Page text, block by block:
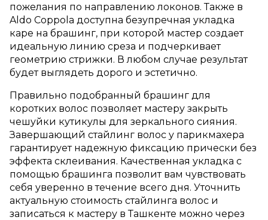
пожелания по направлению локонов. Также в
Aldo Coppola доступна безупречная укладка
каре на брашинг, при которой мастер создает
идеальную линию среза и подчеркивает
геометрию стрижки. В любом случае результат
будет выглядеть дорого и эстетично.
Правильно подобранный брашинг для
коротких волос позволяет мастеру закрыть
чешуйки кутикулы для зеркального сияния.
Завершающий стайлинг волос у парикмахера
гарантирует надежную фиксацию прически без
эффекта склеивания. Качественная укладка с
помощью брашинга позволит вам чувствовать
себя уверенно в течение всего дня. Уточнить
актуальную стоимость стайлинга волос и
записаться к мастеру в Ташкенте можно через